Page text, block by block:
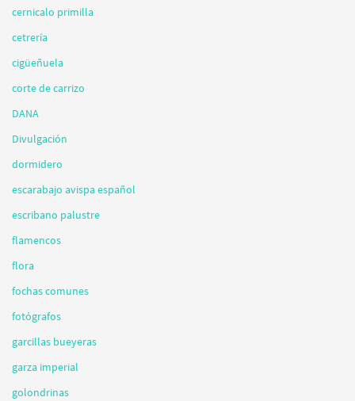
cernicalo primilla
cetrería
cigüeñuela
corte de carrizo
DANA
Divulgación
dormidero
escarabajo avispa español
escribano palustre
flamencos
flora
fochas comunes
fotógrafos
garcillas bueyeras
garza imperial
golondrinas